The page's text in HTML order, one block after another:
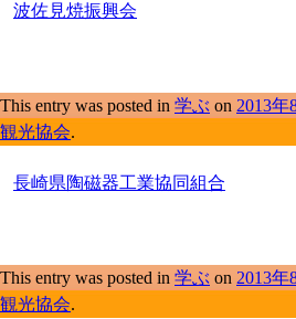
波佐見焼振興会
This entry was posted in 学ぶ on 2013年
観光協会.
長崎県陶磁器工業協同組合
This entry was posted in 学ぶ on 2013年
観光協会.